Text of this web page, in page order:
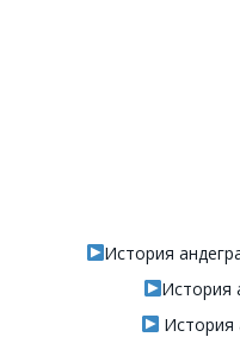
История
История
История